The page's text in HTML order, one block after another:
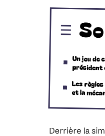
Un jeu de
président
Les
et la
Derrière la